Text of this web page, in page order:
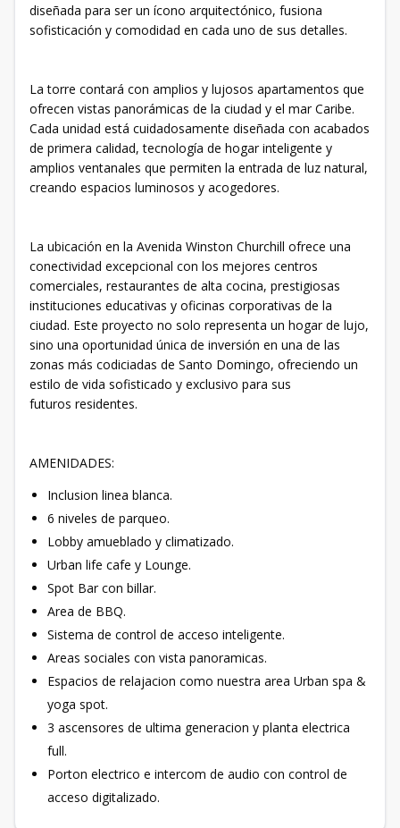
diseñada para ser un ícono arquitectónico, fusiona
sofisticación y comodidad en cada uno de sus detalles.
La torre contará con amplios y lujosos apartamentos que
ofrecen vistas panorámicas de la ciudad y el mar Caribe.
Cada unidad está cuidadosamente diseñada con acabados
de primera calidad, tecnología de hogar inteligente y
amplios ventanales que permiten la entrada de luz natural,
creando espacios luminosos y acogedores.
La ubicación en la Avenida Winston Churchill ofrece una
conectividad excepcional con los mejores centros
comerciales, restaurantes de alta cocina, prestigiosas
instituciones educativas y oficinas corporativas de la
ciudad. Este proyecto no solo representa un hogar de lujo,
sino una oportunidad única de inversión en una de las
zonas más codiciadas de Santo Domingo, ofreciendo un
estilo de vida sofisticado y exclusivo para sus
futuros residentes.
AMENIDADES:
Inclusion linea blanca.
6 niveles de parqueo.
Lobby amueblado y climatizado.
Urban life cafe y Lounge.
Spot Bar con billar.
Area de BBQ.
Sistema de control de acceso inteligente.
Areas sociales con vista panoramicas.
Espacios de relajacion como nuestra area Urban spa &
yoga spot.
3 ascensores de ultima generacion y planta electrica
full.
Porton electrico e intercom de audio con control de
acceso digitalizado.